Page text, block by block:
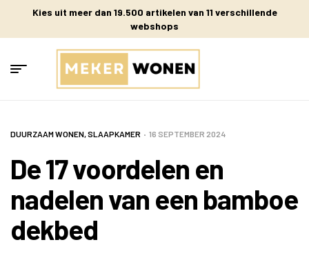
Kies uit meer dan 19.500 artikelen van 11 verschillende
webshops
DUURZAAM WONEN,SLAAPKAMER 16 SEPTEMBER 2024
De 17 voordelen en
nadelen van een bamboe
dekbed